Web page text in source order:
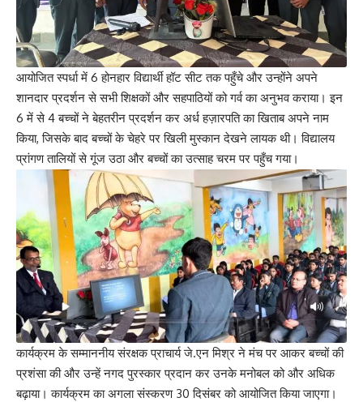
आयोजित स्पर्धा में 6 होनहार विद्यार्थी हॉट सीट तक पहुँचे और उन्होंने अपने
शानदार प्रदर्शन से सभी शिक्षकों और सहपाठियों को गर्व का अनुभव कराया। इन
6 में से 4 बच्चों ने बेहतरीन प्रदर्शन कर अर्ध हज़ारपति का खिताब अपने नाम
किया, जिसके बाद बच्चों के चेहरे पर खिली मुस्कान देखने लायक थी। विद्यालय
प्रांगण तालियों से गूंज उठा और बच्चों का उत्साह चरम पर पहुँच गया।
कार्यक्रम के सम्माननीय संरक्षक प्राचार्य जे.एन मिश्र ने मंच पर आकर बच्चों की
प्रशंसा की और उन्हें नगद पुरस्कार प्रदान कर उनके मनोबल को और अधिक
बढ़ाया। कार्यक्रम का अगला संस्करण 30 दिसंबर को आयोजित किया जाएगा।